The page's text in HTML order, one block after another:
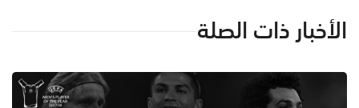
الأخبار ذات الصلة